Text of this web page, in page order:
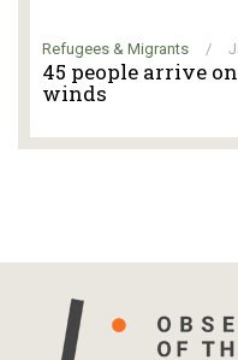
Refugees & Migrants /
45 people arrive
winds